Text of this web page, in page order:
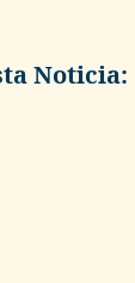
Noticia: